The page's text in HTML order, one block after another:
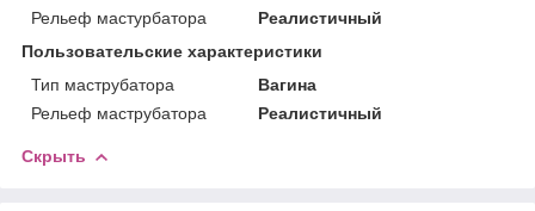
Рельеф мастурбатора
Реалистичный
Пользовательские характеристики
Тип маструбатора
Вагина
Рельеф маструбатора
Реалистичный
Скрыть